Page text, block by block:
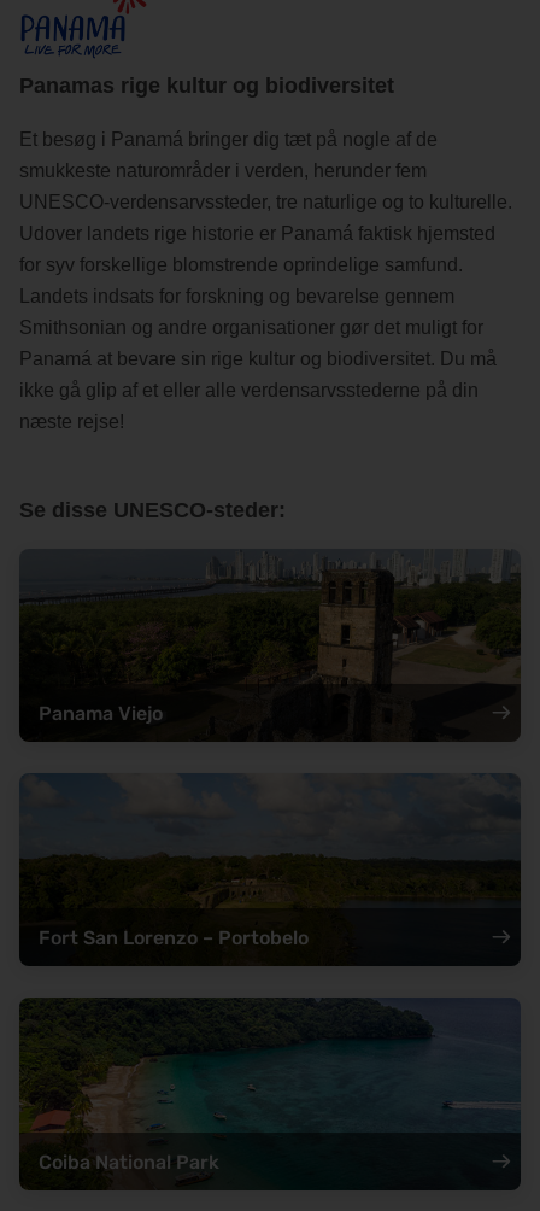
Panamas rige kultur og biodiversitet
Et besøg i Panamá bringer dig tæt på nogle af de
smukkeste naturområder i verden, herunder fem
UNESCO-verdensarvssteder, tre naturlige og to kulturelle.
Udover landets rige historie er Panamá faktisk hjemsted
for syv forskellige blomstrende oprindelige samfund.
Landets indsats for forskning og bevarelse gennem
Smithsonian og andre organisationer gør det muligt for
Panamá at bevare sin rige kultur og biodiversitet. Du må
ikke gå glip af et eller alle verdensarvsstederne på din
næste rejse!
Se disse UNESCO-steder:
Panama Viejo
Fort San Lorenzo – Portobelo
Coiba National Park
Certificeret som bæredygtig turistdestination
be more sustainable on 6 strategic pillars:
- Nature, Active & Sport Tourism
- Health and Wellness
- Sea and Nautical Tourism
- Lifestyle & New Trends
- Consciousness & Sustainability
- Cultural Heritage, Gastronomy & Wine
Discover every single aspect of it in an amazing tour of the
Island